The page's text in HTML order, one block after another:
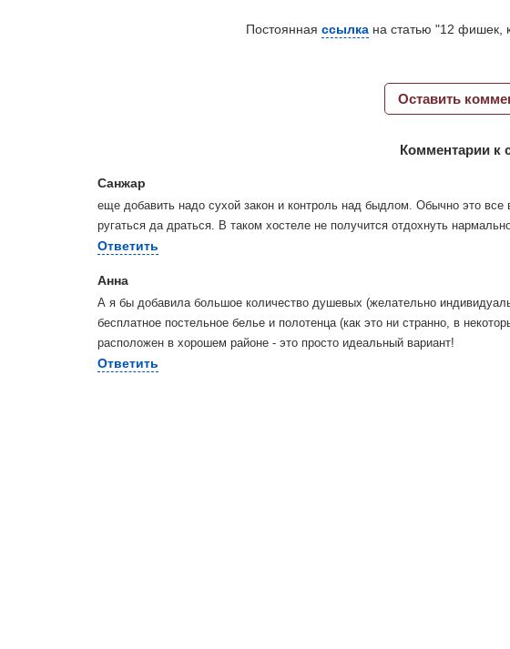
Постоянная ссылкана статью "12 фишек,
Оставить
Комментарии к
Санжар
еще добавить надо сухой закон и контроль над быдлом. Обычно это
ругаться да драться. В таком хостеле не получится отдохнуть
Ответить
Анна
А я бы добавила большое количество душевых (желательно
бесплатное постельное белье и полотенца (как это ни странно, в
расположен в хорошем районе - это просто идеальный вариант!
Ответить